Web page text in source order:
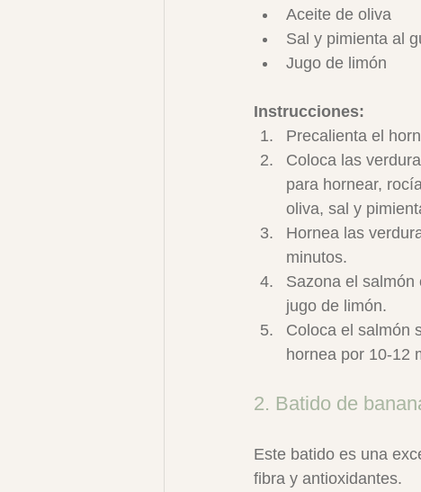
Aceite de oliva
Sal y pimienta al
Jugo de limón
Instrucciones:
Precalienta el
Coloca las
para hornear,
oliva, sal y
Hornea las
minutos.
Sazona el
jugo de limón.
Coloca el salmón
hornea por 10-12
2. Batido de
Este batido es una
fibra y antioxidantes.